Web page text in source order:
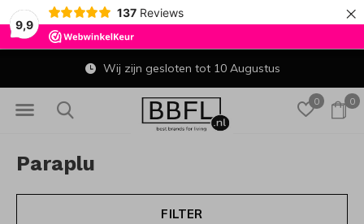
9,9
137 Reviews ×
0 0
Wij zijn gesloten tot 10 Augustus
Paraplu
FILTER